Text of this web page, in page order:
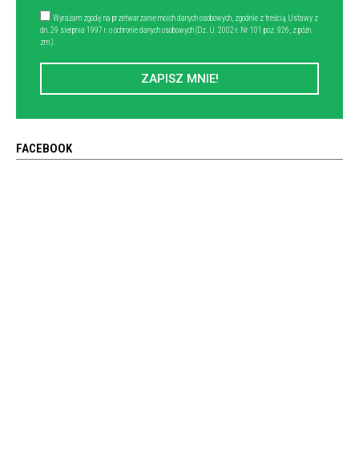
Wyrażam zgodę na przetwarzanie moich danych osobowych, zgodnie z treścią Ustawy z
dn. 29 sierpnia 1997 r. o ochronie danych osobowych (Dz. U. 2002 r. Nr 101 poz. 926, z późn.
zm.).
ZAPISZ MNIE!
FACEBOOK